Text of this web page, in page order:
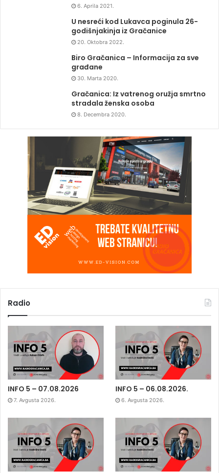
6. Aprila 2021.
U nesreći kod Lukavca poginula 26-
godišnjakinja iz Gračanice
20. Oktobra 2022.
Biro Gračanica – Informacija za sve
građane
30. Marta 2020.
Gračanica: Iz vatrenog oružja smrtno
stradala ženska osoba
8. Decembra 2020.
Radio
INFO 5 – 07.08.2026
7. Avgusta 2026.
INFO 5 – 06.08.2026.
6. Avgusta 2026.